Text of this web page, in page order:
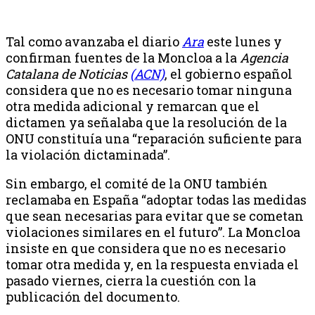
Tal como avanzaba el diario Ara este lunes y
confirman fuentes de la Moncloa a la Agencia
Catalana de Noticias (ACN), el gobierno español
considera que no es necesario tomar ninguna
otra medida adicional y remarcan que el
dictamen ya señalaba que la resolución de la
ONU constituía una “reparación suficiente para
la violación dictaminada”.
Sin embargo, el comité de la ONU también
reclamaba en España “adoptar todas las medidas
que sean necesarias para evitar que se cometan
violaciones similares en el futuro”. La Moncloa
insiste en que considera que no es necesario
tomar otra medida y, en la respuesta enviada el
pasado viernes, cierra la cuestión con la
publicación del documento.